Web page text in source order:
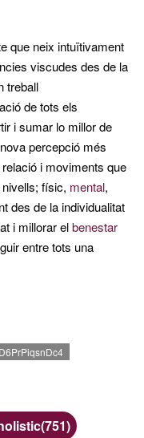
que neix intuïtivament
viscudes des de la
treball
de tots els
i sumar lo millor de
percepció més
i moviments que
físic, mental,
des de la individualitat
i millorar elbenestar
entre tots una